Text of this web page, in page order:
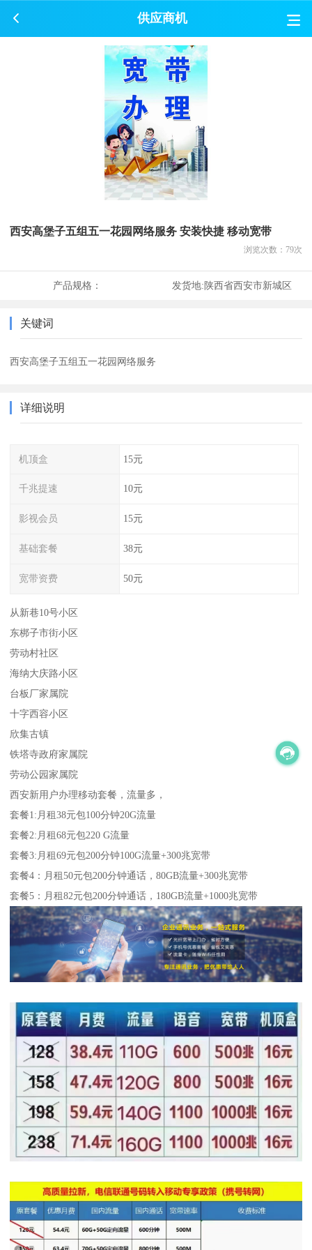
供应商机
西安高堡子五组五一花园网络服务 安装快捷 移动宽带
浏览次数： 79次
产品规格： 发货地:陕西省西安市新城区
关键词
西安高堡子五组五一花园网络服务
详细说明
机顶盒 15元
千兆提速 10元
影视会员 15元
基础套餐 38元
宽带资费 50元
从新巷10号小区
东梆子市街小区
劳动村社区
海纳大庆路小区
台板厂家属院
十字西容小区
欣集古镇
铁塔寺政府家属院
劳动公园家属院
西安新用户办理移动套餐，流量多，
套餐1:月租38元包100分钟20G流量
套餐2:月租68元包220 G流量
套餐3:月租69元包200分钟100G流量+300兆宽带
套餐4：月租50元包200分钟通话，80GB流量+300兆宽带
套餐5：月租82元包200分钟通话，180GB流量+1000兆宽带